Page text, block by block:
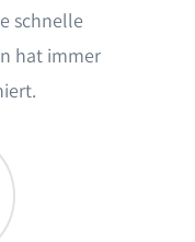
schnelle
hat immer